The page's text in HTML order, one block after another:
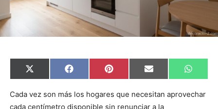
C
o
p
X
(
w
C
o
p
F
a
e
C
o
p
P
i
t
C
o
p
E
m
i
C
o
p
W
h
t
Cada vez son más los hogares que necesitan aprovechar
cada centímetro disponible sin renunciar a la